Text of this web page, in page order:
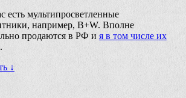
есть мультипросветленные
например, B+W. Вполне
продаются в РФ и я в том числе их
.
↓